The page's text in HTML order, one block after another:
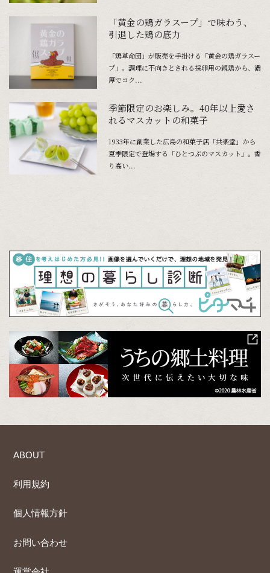
「黄金の鶏ガラスープ」で味わう、
引退した鶏の底力
「鶏革命団」が販売を手掛ける「黄金の鶏ガラスー
プ」。調理に不向きとされる採卵用の親鶏から、濃
厚でコク...
季節限定のお楽しみ。40年以上愛さ
れるマスカットの和菓子
1933年に創業した広島の和菓子店「共楽堂」から
夏季限定で登場する「ひとつぶのマスカット」。香
り高い...
ABOUT
利用規約
個人情報方針
お問い合わせ